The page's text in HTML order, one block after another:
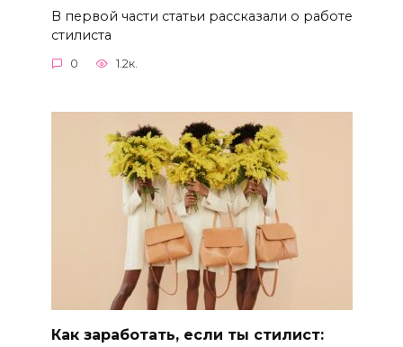
В первой части статьи рассказали о работе
стилиста
0 1.2к.
Как заработать, если ты стилист: